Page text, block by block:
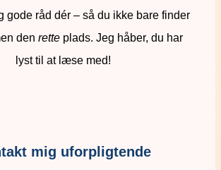
gode råd dér – så du ikke bare finder
den rette plads. Jeg håber, du har
lyst til at læse med!
mig uforpligtende